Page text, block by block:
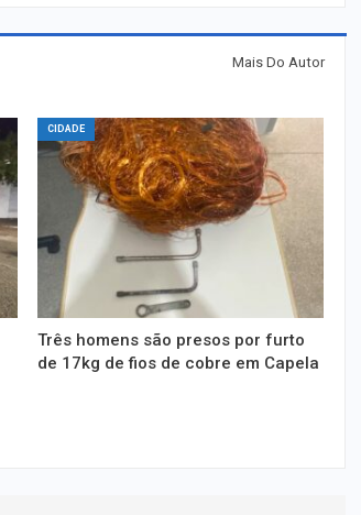
Mais Do Autor
CIDADE
Três homens são presos por furto
de 17kg de fios de cobre em Capela